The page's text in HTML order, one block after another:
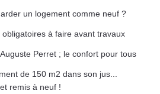
un logement comme neuf ?
obligatoires à faire avant travaux
Perret ; le confort pour tous
de 150 m2 dans son jus...
remis à neuf !